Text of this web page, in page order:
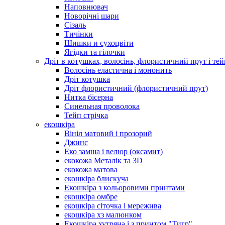
Наповнювач
Новорічні шари
Сізаль
Тичінки
Шишки и сухоцвіти
Ягідки та гілочки
Дріт в котушках, волосінь, флористичний прут і
Волосінь еластична і мононить
Дріт котушка
Дріт флористичний (флористичний прут)
Нитка бісерна
Синельная проволока
Тейп стрічка
екошкіра
Вініл матовий і прозорий
Джинс
Еко замша і велюр (оксамит)
екокожа Металік та 3D
екокожа матова
екошкіра блискуча
Екошкіра з кольоровими принтами
екошкіра омбре
екошкіра сіточка і мережива
екошкіра хз малюнком